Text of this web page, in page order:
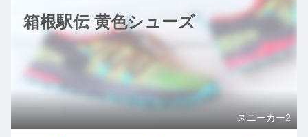
箱根駅伝 黄色シューズ
スニーカー2